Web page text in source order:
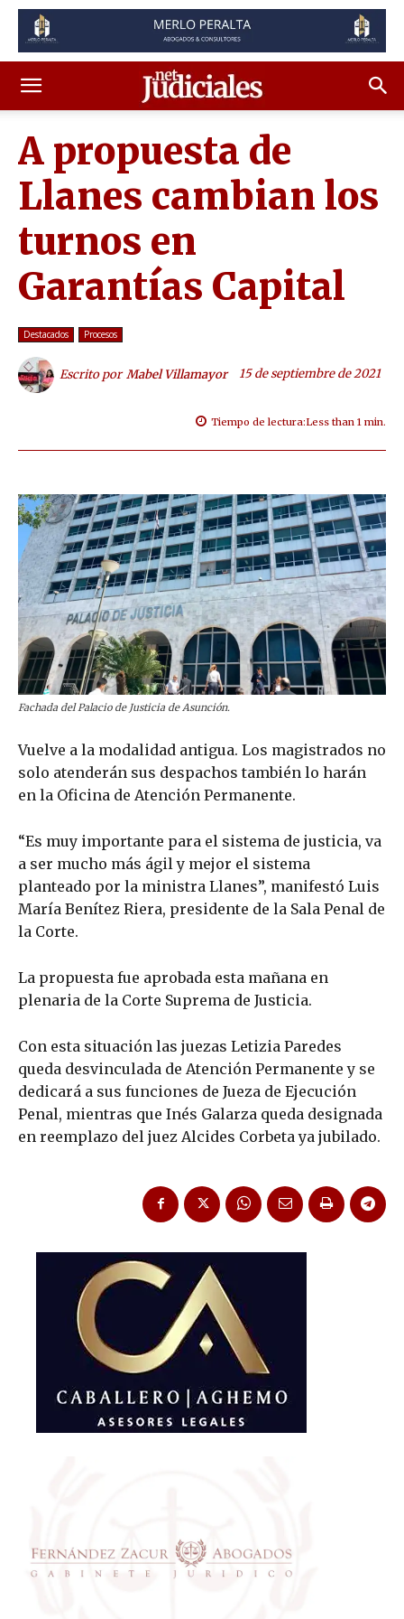
A propuesta de
Llanes cambian los
turnos en
Garantías Capital
Destacados Procesos
Escrito por Mabel Villamayor 15 de septiembre de 2021
Tiempo de lectura:Less than 1 min.
Fachada del Palacio de Justicia de Asunción.
Vuelve a la modalidad antigua. Los magistrados no
solo atenderán sus despachos también lo harán
en la Oficina de Atención Permanente.
“Es muy importante para el sistema de justicia, va
a ser mucho más ágil y mejor el sistema
planteado por la ministra Llanes”, manifestó Luis
María Benítez Riera, presidente de la Sala Penal de
la Corte.
La propuesta fue aprobada esta mañana en
plenaria de la Corte Suprema de Justicia.
Con esta situación las juezas Letizia Paredes
queda desvinculada de Atención Permanente y se
dedicará a sus funciones de Jueza de Ejecución
Penal, mientras que Inés Galarza queda designada
en reemplazo del juez Alcides Corbeta ya jubilado.